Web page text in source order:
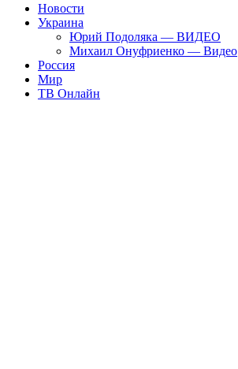
Новости
Украина
Юрий Подоляка — ВИДЕО
Михаил Онуфриенко — Видео
Россия
Мир
ТВ Онлайн